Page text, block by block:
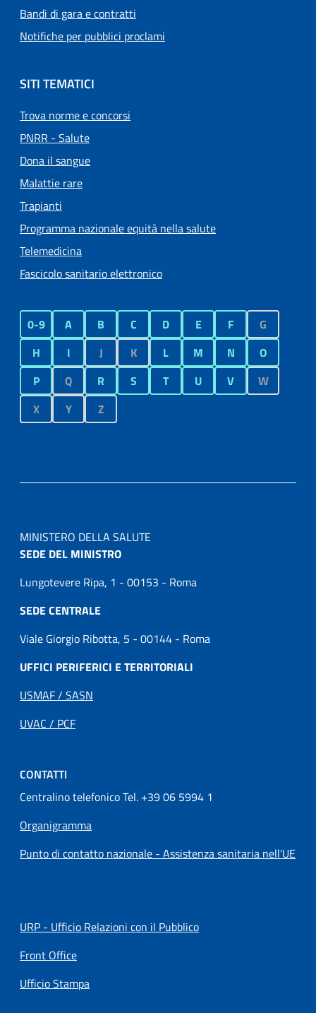
Bandi di gara e contratti
Notifiche per pubblici proclami
SITI TEMATICI
Trova norme e concorsi
PNRR - Salute
Dona il sangue
Malattie rare
Trapianti
Programma nazionale equità nella salute
Telemedicina
Fascicolo sanitario elettronico
0-9 A B C D E F
G
H
I J K L M N
O
P
Q R S T U V
W
X
Y Z
MINISTERO DELLA SALUTE
SEDE DEL MINISTRO
Lungotevere Ripa, 1 - 00153 - Roma
SEDE CENTRALE
Viale Giorgio Ribotta, 5 - 00144 - Roma
UFFICI PERIFERICI E TERRITORIALI
USMAF / SASN
UVAC / PCF
CONTATTI
Centralino telefonico Tel. +39 06 5994 1
Organigramma
Punto di contatto nazionale - Assistenza sanitaria nell'UE
URP - Ufficio Relazioni con il Pubblico
Front Office
Ufficio Stampa